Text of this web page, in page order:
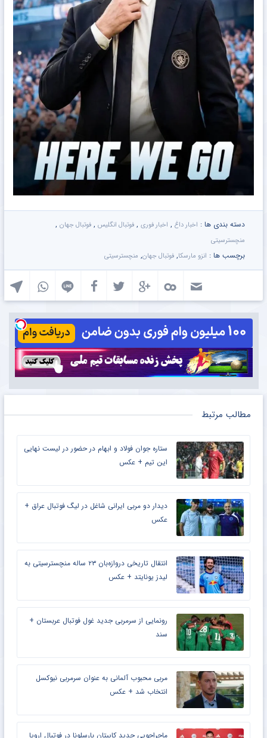
دسته بندی ها : اخبار داغ , اخبار فوری , فوتبال انگلیس , فوتبال جهان ,
منچسترسیتی
برچسب ها : انزو مارسکا, فوتبال جهان, منچسترسیتی
مطالب مرتبط
ستاره جوان فولاد و ابهام در حضور در لیست نهایی
این تیم + عکس
دیدار دو مربی ایرانی شاغل در لیگ فوتبال عراق +
عکس
انتقال تاریخی دروازه‌بان ۲۳ ساله منچسترسیتی به
لیدز یونایتد + عکس
رونمایی از سرمربی جدید غول فوتبال عربستان +
سند
مربی محبوب آلمانی به عنوان سرمربی نیوکسل
انتخاب شد + عکس
ماجراجویی جدید کاپیتان بارسلونا در فوتبال اروپا